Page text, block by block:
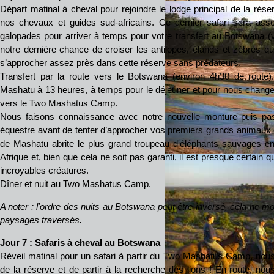
Départ matinal à cheval pour rejoindre le lodge principal de la
nos chevaux et guides sud-africains. Ce dernier safari sera
galopades pour arriver à temps pour votre transfert au Botswana
notre dernière chance de croiser les antilopes, élands et zèbres
s’approcher assez près dans cette réserve sans prédateurs.
Transfert par la route vers le Botswana (environ 4h30 de
Mashatu à 13 heures, à temps pour le déjeuner et pour nous
vers le Two Mashatus Camp.
Nous faisons connaissance avec notre nouvelle monture puis
équestre avant de tenter d’approcher vos premiers grands
de Mashatu abrite le plus grand troupeau d'éléphants sauvages
Afrique et, bien que cela ne soit pas garanti, il est presque certain
incroyables créatures.
Dîner et nuit au Two Mashatus Camp.
A noter : l'ordre des nuits au Botswana peut être inversé, cela ne
paysages traversés.
Jour 7 : Safaris à cheval au Botswana
Réveil matinal pour un safari à partir du Two Mashatus Camp,
de la réserve et de partir à la recherche des lions ! En route,